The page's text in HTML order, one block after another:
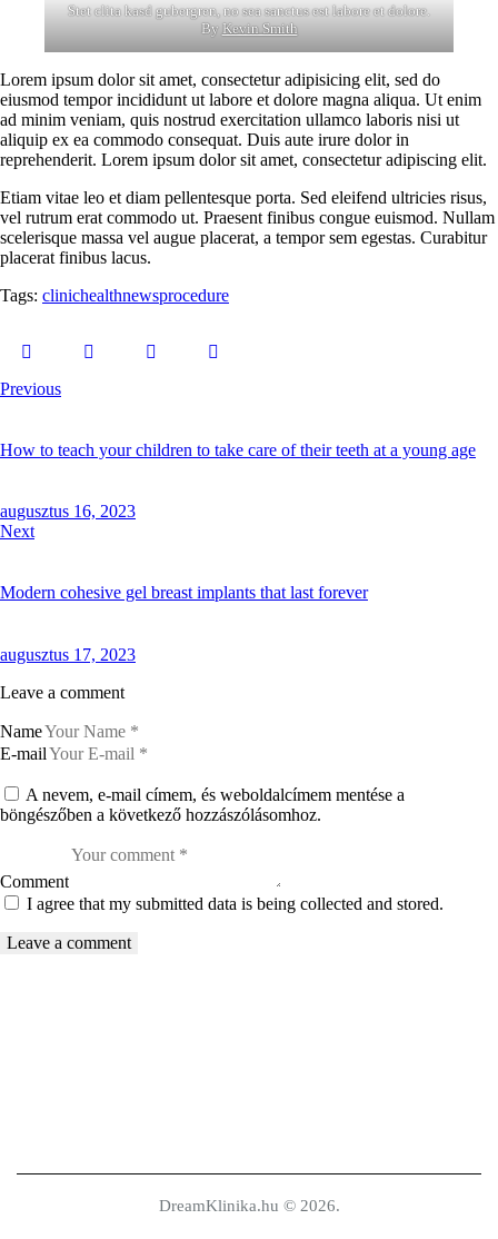
Stet clita kasd gubergren, no sea sanctus est labore et dolore.
By Kevin Smith
Lorem ipsum dolor sit amet, consectetur adipisicing elit, sed do
eiusmod tempor incididunt ut labore et dolore magna aliqua. Ut enim
ad minim veniam, quis nostrud exercitation ullamco laboris nisi ut
aliquip ex ea commodo consequat. Duis aute irure dolor in
reprehenderit. Lorem ipsum dolor sit amet, consectetur adipiscing elit.
Etiam vitae leo et diam pellentesque porta. Sed eleifend ultricies risus,
vel rutrum erat commodo ut. Praesent finibus congue euismod. Nullam
scelerisque massa vel augue placerat, a tempor sem egestas. Curabitur
placerat finibus lacus.
Tags: clinichealthnewsprocedure
Previous
How to teach your children to take care of their teeth at a young age
augusztus 16, 2023
Next
Modern cohesive gel breast implants that last forever
augusztus 17, 2023
Leave a comment
Name
E-mail
A nevem, e-mail címem, és weboldalcímem mentése a
böngészőben a következő hozzászólásomhoz.
Comment
I agree that my submitted data is being collected and stored.
DreamKlinika.hu © 2026.